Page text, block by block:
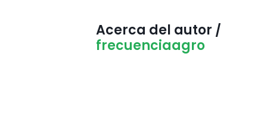
Acerca del autor /
frecuenciaagro